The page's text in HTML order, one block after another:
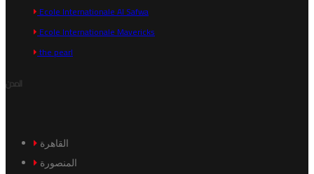
Ecole Internationale Al Safwa
Ecole Internationale Mavericks
the pearl
المدن
القاهرة
المنصورة